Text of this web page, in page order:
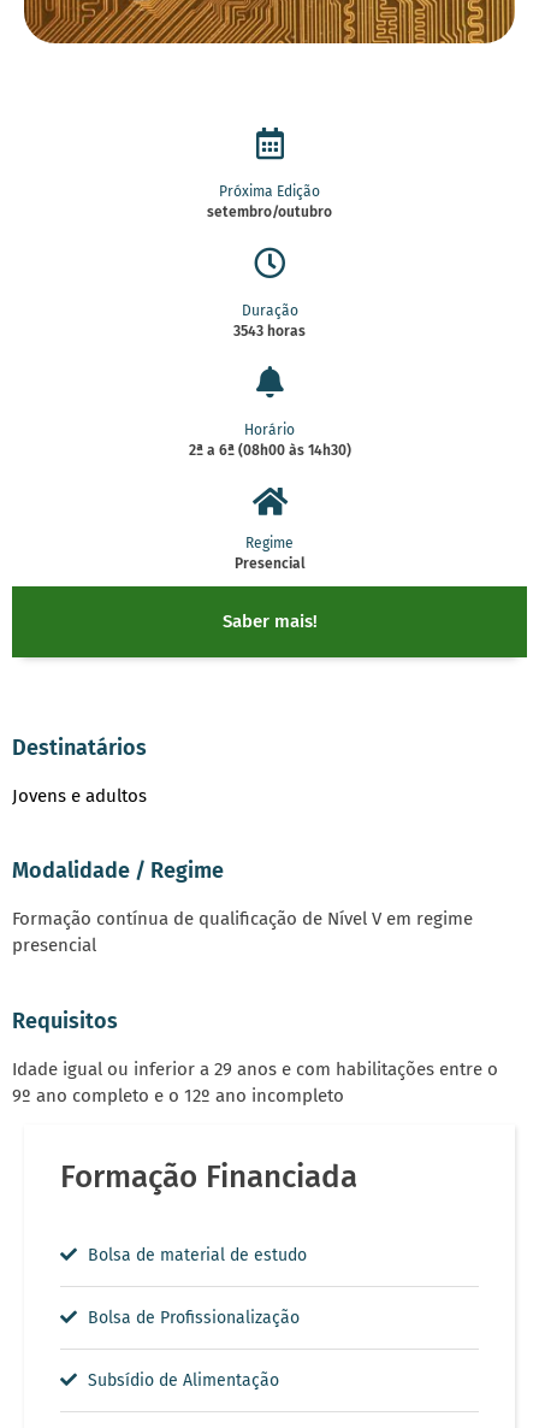
Próxima Edição
setembro/outubro
Duração
3543 horas
Horário
2ª a 6ª (08h00 às 14h30)
Regime
Presencial
Saber mais!
Destinatários
Jovens e adultos
Modalidade / Regime
Formação contínua de qualificação de Nível V em regime
presencial
Requisitos
Idade igual ou inferior a 29 anos e com habilitações entre o
9º ano completo e o 12º ano incompleto
Formação Financiada
Bolsa de material de estudo
Bolsa de Profissionalização
Subsídio de Alimentação